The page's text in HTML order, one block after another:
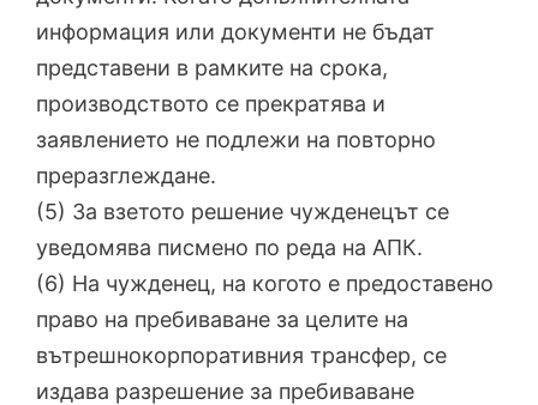
информация или документи не бъдат
представени в рамките на срока,
производството се прекратява и
заявлението не подлежи на повторно
преразглеждане.
(5) За взетото решение чужденецът се
уведомява писмено по реда на АПК.
(6) На чужденец, на когото е предоставено
право на пребиваване за целите на
вътрешнокорпоративния трансфер, се
издава разрешение за пребиваване